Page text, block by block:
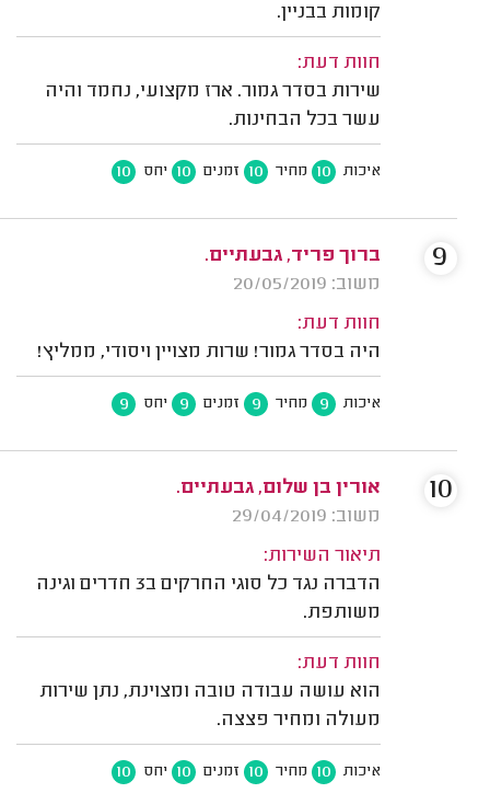
קומות בבניין.
חוות דעת:
שירות בסדר גמור. ארז מקצועי, נחמד והיה
עשר בכל הבחינות.
איכות 10 מחיר 10 זמנים 10 יחס 10
ברוך פריד, גבעתיים.
משוב: 20/05/2019
חוות דעת:
היה בסדר גמור! שרות מצויין ויסודי, ממליץ!
איכות 9 מחיר 9 זמנים 9 יחס 9
9
אורין בן שלום, גבעתיים.
משוב: 29/04/2019
תיאור השירות:
הדברה נגד כל סוגי החרקים ב3 חדרים וגינה
משותפת.
חוות דעת:
הוא עושה עבודה טובה ומצוינת, נתן שירות
מעולה ומחיר פצצה.
איכות 10 מחיר 10 זמנים 10 יחס 10
10